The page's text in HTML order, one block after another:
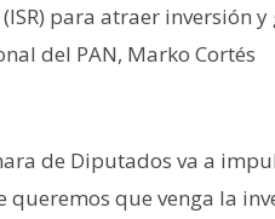
para atraer inversión y
del PAN, Marko Cortés
de Diputados va a
que venga la